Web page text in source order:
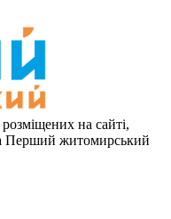
на сайті,
Перший житомирський